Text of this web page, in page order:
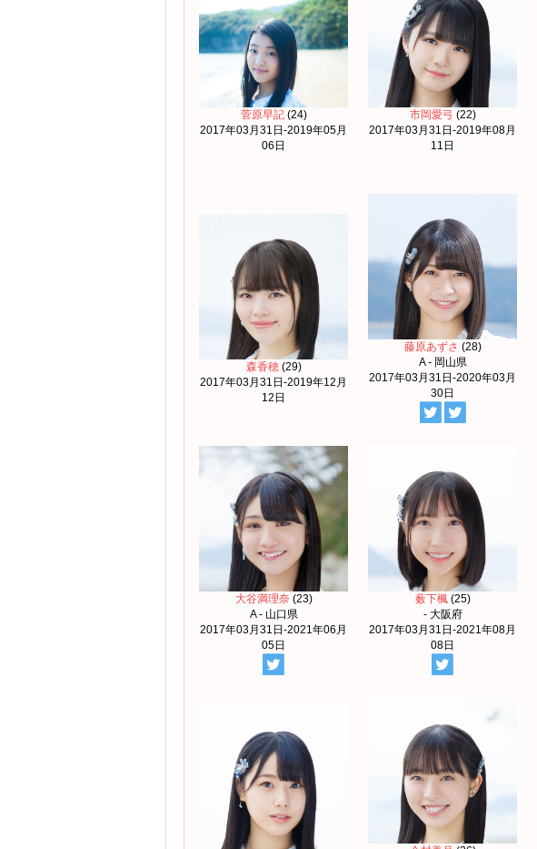
菅原早記(24)
2017年03月31日-2019年05月
06日
市岡愛弓 (22)
2017年03月31日-2019年08月
11日
森香穂(29)
2017年03月31日-2019年12月
12日
藤原あずさ (28)
A - 岡山県
2017年03月31日-2020年03月
30日
大谷満理奈(23)
A - 山口県
2017年03月31日-2021年06月
05日
薮下楓(25)
- 大阪府
2017年03月31日-2021年08月
08日